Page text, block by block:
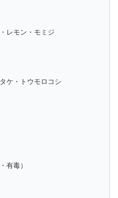
レモン・モミジ
ケ・トウモロコシ
有毒）